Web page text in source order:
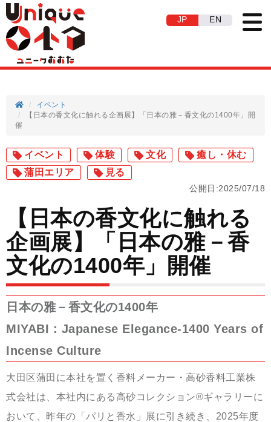
JP EN
イベント
【日本の香文化に触れる企画展】「日本の雅－香文化の1400年」開
催
イベント 体験 文化
癒し・休む
蒲田エリア
見る
公開日:2025/07/18
【日本の香文化に触れる
企画展】「日本の雅－香
文化の1400年」開催
日本の雅－香文化の1400年
MIYABI : Japanese Elegance-1400 Years of
Incense Culture
大田区蒲田に本社を置く香料メーカー・高砂香料工業株
式会社は、本社内にある高砂コレクション®ギャラリーに
おいて、昨年の「パリと香水」展に引き続き、2025年度